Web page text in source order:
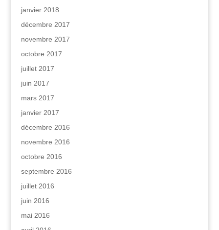
janvier 2018
décembre 2017
novembre 2017
octobre 2017
juillet 2017
juin 2017
mars 2017
janvier 2017
décembre 2016
novembre 2016
octobre 2016
septembre 2016
juillet 2016
juin 2016
mai 2016